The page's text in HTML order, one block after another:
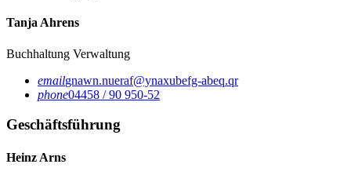
Tanja Ahrens
Buchhaltung Verwaltung
emailgnawn.nueraf@ynaxubefg-abeq.qr
phone04458 / 90 950-52
Geschäftsführung
Heinz Arns